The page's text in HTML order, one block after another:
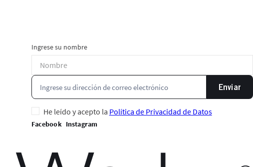
Ingrese su nombre
Enviar
He leído y acepto la Política de Privacidad de Datos